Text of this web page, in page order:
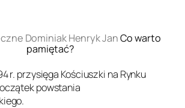
Dominiak Henryk JanCo warto
pamiętać?
r. przysięga Kościuszki na Rynku
powstania